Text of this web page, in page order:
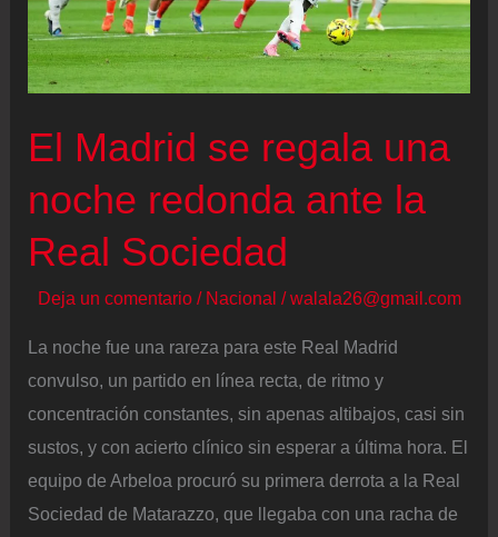
segunda
mitad
de
final
El Madrid se regala una
noche redonda ante la
Real Sociedad
Deja un comentario / Nacional /walala26@gmail.com
La noche fue una rareza para este Real Madrid
convulso, un partido en línea recta, de ritmo y
concentración constantes, sin apenas altibajos, casi sin
sustos, y con acierto clínico sin esperar a última hora. El
equipo de Arbeloa procuró su primera derrota a la Real
Sociedad de Matarazzo, que llegaba con una racha de